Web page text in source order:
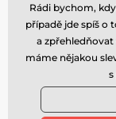
Rádi bychom,
případě jde spíš o
a zpřehledňovat
máme nějakou
s